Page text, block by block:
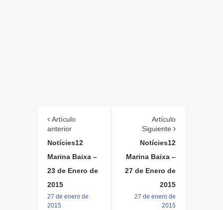
Artículo
anterior
Notícies12
Marina Baixa –
23 de Enero de
2015
27 de enero de
2015
Artículo
Siguiente
Notícies12
Marina Baixa –
27 de Enero de
2015
27 de enero de
2015